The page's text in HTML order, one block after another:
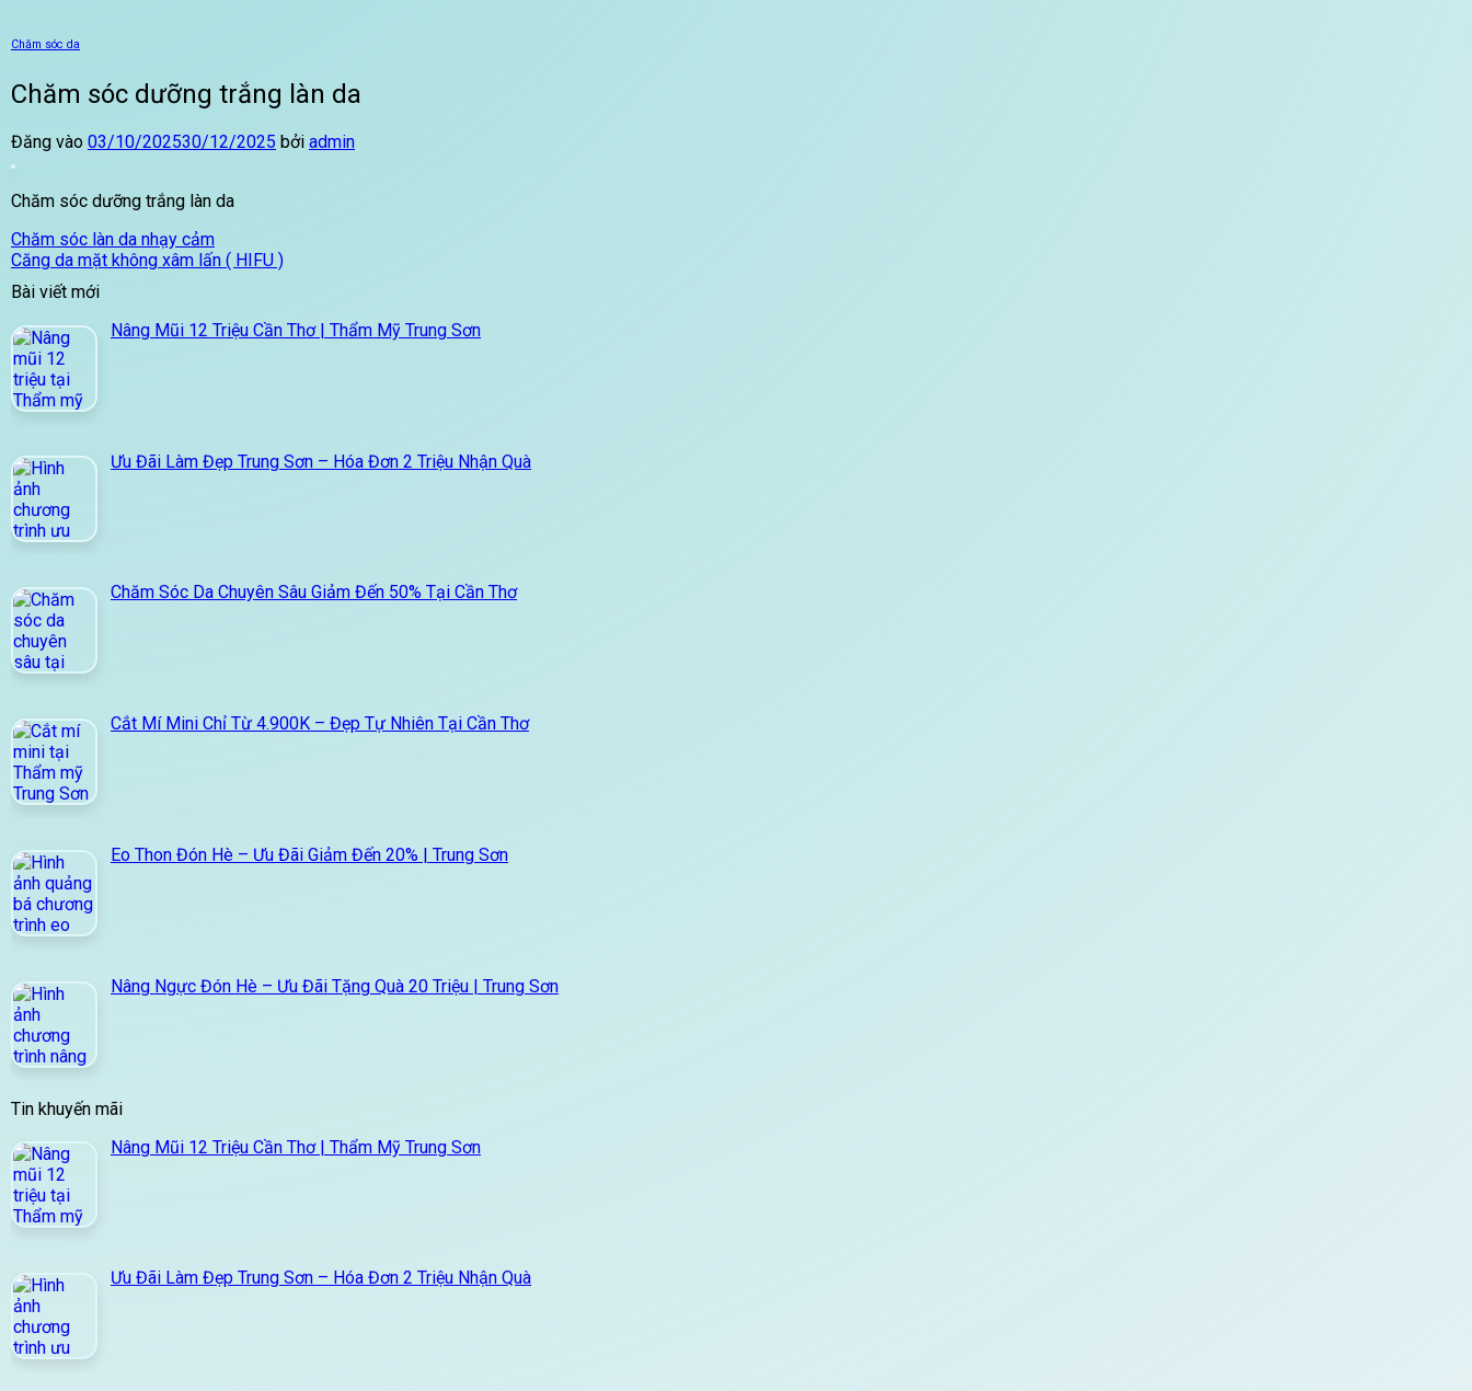
Chăm sóc da
Chăm sóc dưỡng trắng làn da
Đăng vào 03/10/202530/12/2025 bởi admin
Chăm sóc dưỡng trắng làn da
Chăm sóc làn da nhạy cảm
Căng da mặt không xâm lấn ( HIFU )
Bài viết mới
Nâng Mũi 12 Triệu Cần Thơ | Thẩm Mỹ Trung Sơn
Ưu Đãi Làm Đẹp Trung Sơn – Hóa Đơn 2 Triệu Nhận Quà
Chăm Sóc Da Chuyên Sâu Giảm Đến 50% Tại Cần Thơ
Cắt Mí Mini Chỉ Từ 4.900K – Đẹp Tự Nhiên Tại Cần Thơ
Eo Thon Đón Hè – Ưu Đãi Giảm Đến 20% | Trung Sơn
Nâng Ngực Đón Hè – Ưu Đãi Tặng Quà 20 Triệu | Trung Sơn
Tin khuyến mãi
Nâng Mũi 12 Triệu Cần Thơ | Thẩm Mỹ Trung Sơn
Ưu Đãi Làm Đẹp Trung Sơn – Hóa Đơn 2 Triệu Nhận Quà